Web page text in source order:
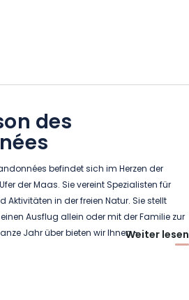
des
befindet sich im Herzen der
der Maas. Sie vereint Spezialisten für
Aktivitäten in der freien Natur. Sie stellt
Ausflug allein oder mit der Familie zur
Jahr über bieten wir Ihnen -Weiter lesen